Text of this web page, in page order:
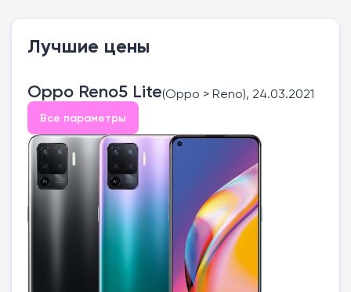
Лучшие цены
Oppo Reno5 Lite(Oppo > Reno), 24.03.2021
Все параметры